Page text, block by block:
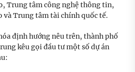
Trung tâm công nghệ thông tin,
và Trung tâm tài chính quốc tế.
định hướng nêu trên, thành phố
kêu gọi đầu tư một số dự án